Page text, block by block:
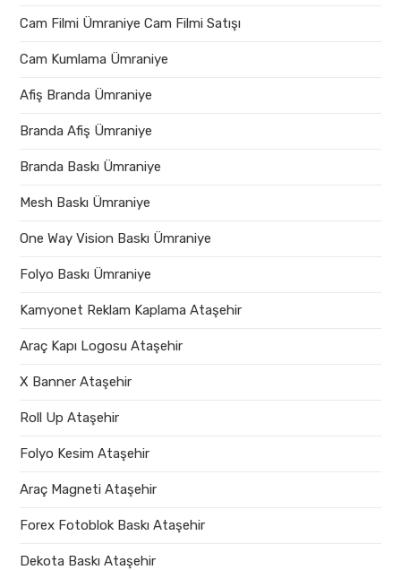
Cam Filmi Ümraniye Cam Filmi Satışı
Cam Kumlama Ümraniye
Afiş Branda Ümraniye
Branda Afiş Ümraniye
Branda Baskı Ümraniye
Mesh Baskı Ümraniye
One Way Vision Baskı Ümraniye
Folyo Baskı Ümraniye
Kamyonet Reklam Kaplama Ataşehir
Araç Kapı Logosu Ataşehir
X Banner Ataşehir
Roll Up Ataşehir
Folyo Kesim Ataşehir
Araç Magneti Ataşehir
Forex Fotoblok Baskı Ataşehir
Dekota Baskı Ataşehir